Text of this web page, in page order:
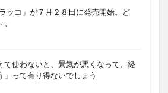
ッコ」が７月２８日に発売開始。ど
て使わないと、景気が悪くなって、経
」って有り得ないでしょう